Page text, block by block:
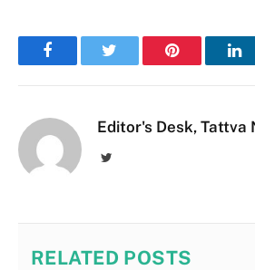
Facebook Pinterest
Editor's Desk, Tattva
Twitter
RELATED POSTS